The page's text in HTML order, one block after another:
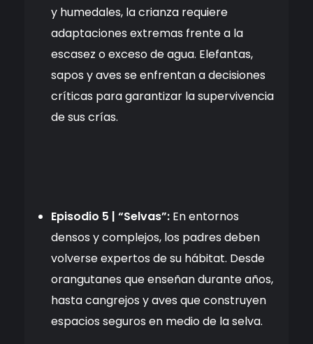
y humedales, la crianza requiere
adaptaciones extremas frente a la
escasez o exceso de agua. Elefantas,
sapos y aves se enfrentan a decisiones
críticas para garantizar la supervivencia
de sus crías.
Episodio 5 | “Selvas”: En entornos
densos y complejos, los padres deben
volverse expertos de su hábitat. Desde
orangutanes que enseñan durante años,
hasta cangrejos y aves que construyen
espacios seguros en medio de la selva.